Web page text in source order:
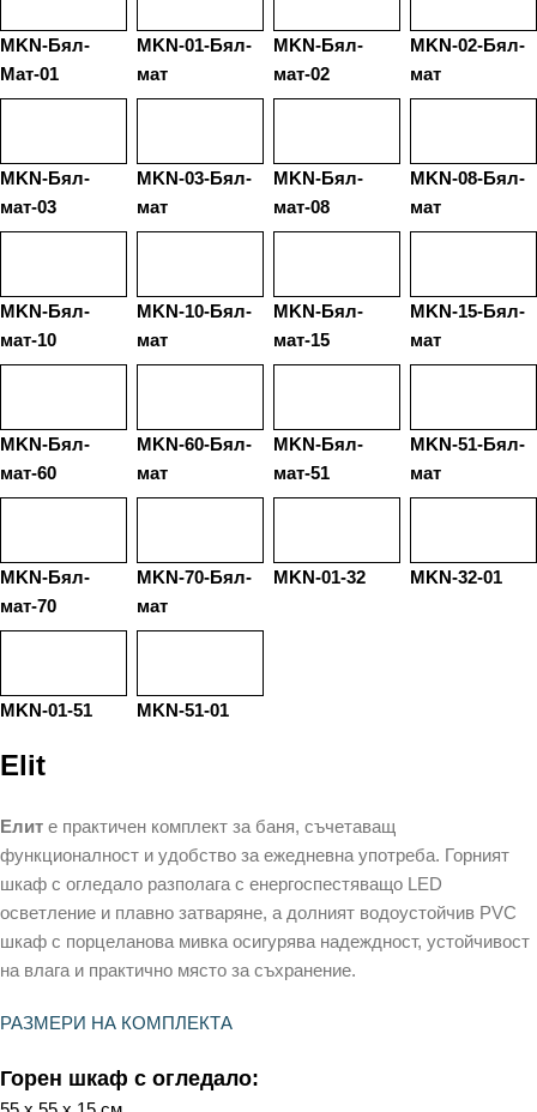
MKN-Бял-
Мат-01
MKN-01-Бял-
мат
MKN-Бял-
мат-02
MKN-02-Бял-
мат
MKN-Бял-
мат-03
MKN-03-Бял-
мат
MKN-Бял-
мат-08
MKN-08-Бял-
мат
MKN-Бял-
мат-10
MKN-10-Бял-
мат
MKN-Бял-
мат-15
MKN-15-Бял-
мат
MKN-Бял-
мат-60
MKN-60-Бял-
мат
MKN-Бял-
мат-51
MKN-51-Бял-
мат
MKN-Бял-
мат-70
MKN-70-Бял-
мат
MKN-01-32 MKN-32-01
MKN-01-51 MKN-51-01
Elit
Елит е практичен комплект за баня, съчетаващ
функционалност и удобство за ежедневна употреба. Горният
шкаф с огледало разполага с енергоспестяващо LED
осветление и плавно затваряне, а долният водоустойчив PVC
шкаф с порцеланова мивка осигурява надеждност, устойчивост
на влага и практично място за съхранение.
РАЗМЕРИ НА КОМПЛЕКТА
Горен шкаф с огледало: